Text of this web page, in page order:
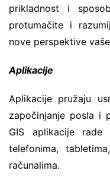
prikladnost i
protumačite i
nove perspektive
Aplikacije
Aplikacije pružaju
započinjanje posla i
GIS aplikacije
telefonima,
računalima.